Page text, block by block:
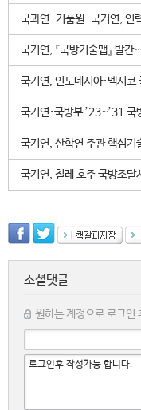
국과연-기품원-국기연, 인
국기연, 『국방기술맵』 발
국기연, 인도네시아·멕시코
국기연·국방부 ’23~’31 국
국기연, 산학연 주관 핵심기
국기연, 칠레 호주 국방조달
소셜댓글
원하는 계정으로 로그인